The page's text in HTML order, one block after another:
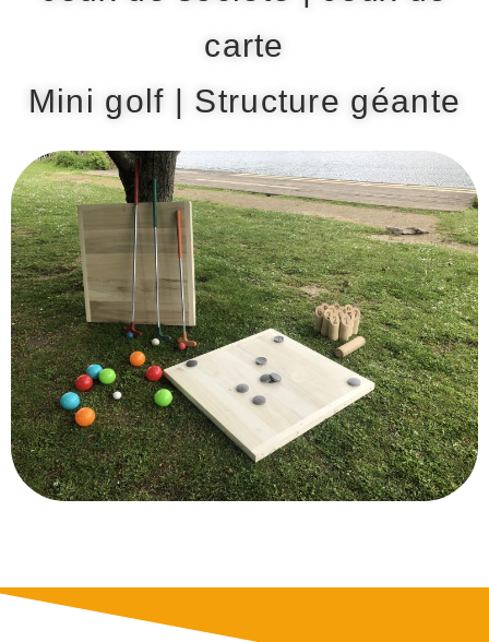
carte
Mini golf
Structure géante